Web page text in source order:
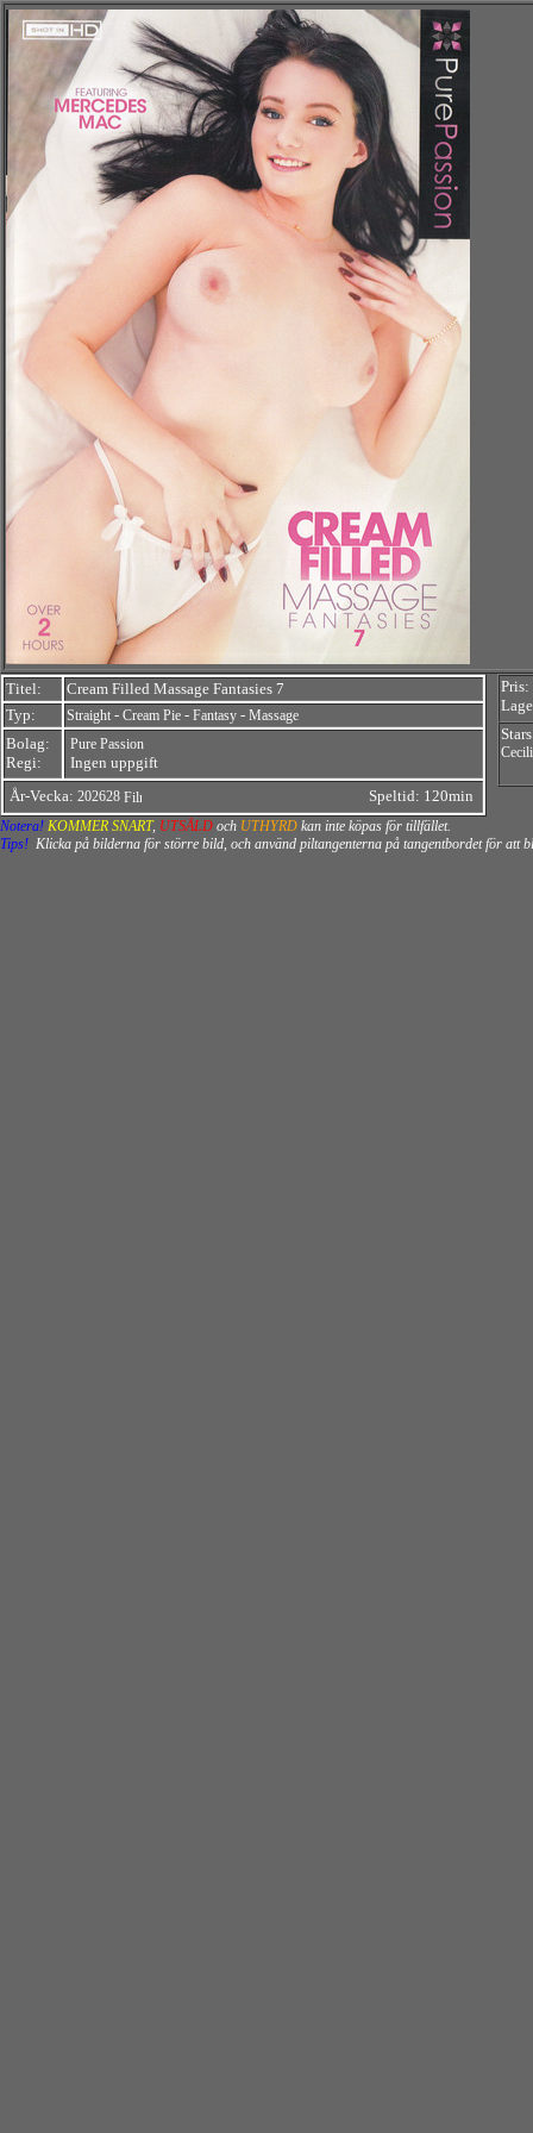
Titel:
Cream Filled Massage Fantasies 7
Typ:
Straight - Cream Pie - Fantasy - Massage
Bolag:
Regi:
Pure Passion
Ingen uppgift
År-Vecka: 202628 Speltid: 120min
Notera! KOMMER SNART, UTSÅLD och UTHYRD kan inte köpas för tillfället.
Tips! Klicka på bilderna för större bild, och använd piltangenterna på tangentbordet för att